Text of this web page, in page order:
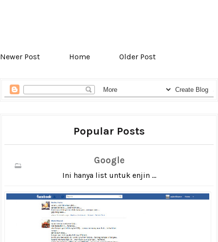
Newer Post Home Older Post
Popular Posts
Google
Ini hanya list untuk enjin ...